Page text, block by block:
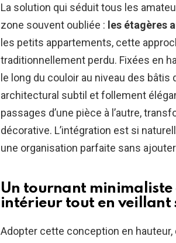
La solution qui séduit tous les
zone souvent oubliée : les étagères
les petits appartements, cette
traditionnellement perdu. Fixées en
le long du couloir au niveau des
architectural subtil et follement
passages d’une pièce à l’autre,
décorative. L’intégration est si
une organisation parfaite sans
Un tournant
intérieur tout en veillant
Adopter cette conception en hauteur,